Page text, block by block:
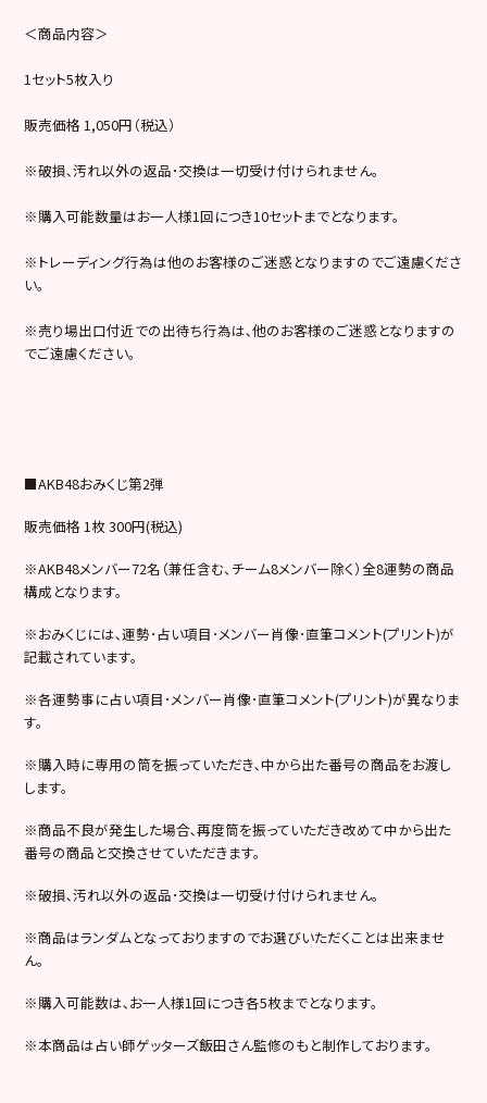
＜商品内容＞
1セット5枚入り
販売価格 1,050円（税込）
※破損､汚れ以外の返品･交換は一切受け付けられません。
※購入可能数量はお一人様1回につき10セットまでとなります。
※トレーディング行為は他のお客様のご迷惑となりますのでご遠慮くださ
い。
※売り場出口付近での出待ち行為は､他のお客様のご迷惑となりますの
でご遠慮ください。
■AKB48おみくじ第2弾
販売価格 1枚 300円(税込)
※AKB48メンバー72名（兼任含む、チーム8メンバー除く）全8運勢の商品
構成となります。
※おみくじには､運勢･占い項目･メンバー肖像･直筆コメント(プリント)が
記載されています。
※各運勢事に占い項目･メンバー肖像･直筆コメント(プリント)が異なりま
す。
※購入時に専用の筒を振っていただき､中から出た番号の商品をお渡し
します。
※商品不良が発生した場合､再度筒を振っていただき改めて中から出た
番号の商品と交換させていただきます。
※破損､汚れ以外の返品･交換は一切受け付けられません。
※商品はランダムとなっておりますのでお選びいただくことは出来ませ
ん。
※購入可能数は､お一人様1回につき各5枚までとなります。
※本商品は占い師ゲッターズ飯田さん監修のもと制作しております。